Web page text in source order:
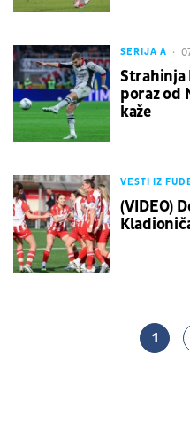
SERIJA A
Strahinja
poraz od
kaže
VESTI IZ
(VIDEO)
1